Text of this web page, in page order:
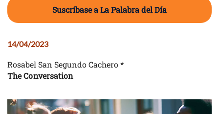
Suscríbase a La Palabra del Día
14/04/2023
Rosabel San Segundo Cachero *
The Conversation